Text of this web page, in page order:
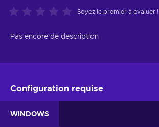
Soyez le premier à évaluer !
Pas encore de description
Configuration requise
WINDOWS